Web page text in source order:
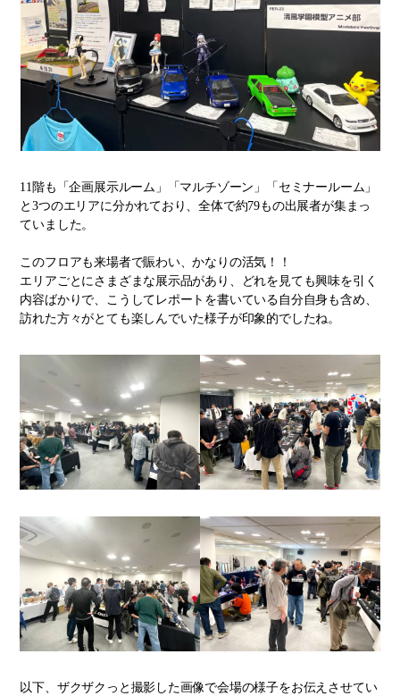
11階も「企画展示ルーム」「マルチゾーン」「セミナールーム」
と3つのエリアに分かれており、全体で約79もの出展者が集まっ
ていました。
このフロアも来場者で賑わい、かなりの活気！！
エリアごとにさまざまな展示品があり、どれを見ても興味を引く
内容ばかりで、こうしてレポートを書いている自分自身も含め、
訪れた方々がとても楽しんでいた様子が印象的でしたね。
以下、ザクザクっと撮影した画像で会場の様子をお伝えさせてい